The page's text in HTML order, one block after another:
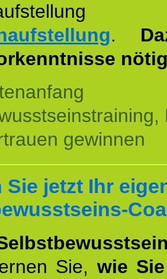
.
gewinnen
Sie jetzt Ihr
Sie, wie